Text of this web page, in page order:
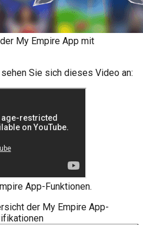
My Empire App mit
Sie sich dieses Video an:
App-Funktionen.
der My Empire App-